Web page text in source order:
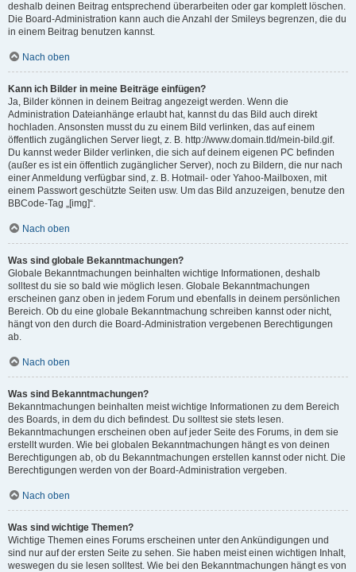
deshalb deinen Beitrag entsprechend überarbeiten oder gar komplett löschen.
Die Board-Administration kann auch die Anzahl der Smileys begrenzen, die du
in einem Beitrag benutzen kannst.
Nach oben
Kann ich Bilder in meine Beiträge einfügen?
Ja, Bilder können in deinem Beitrag angezeigt werden. Wenn die
Administration Dateianhänge erlaubt hat, kannst du das Bild auch direkt
hochladen. Ansonsten musst du zu einem Bild verlinken, das auf einem
öffentlich zugänglichen Server liegt, z. B. http://www.domain.tld/mein-bild.gif.
Du kannst weder Bilder verlinken, die sich auf deinem eigenen PC befinden
(außer es ist ein öffentlich zugänglicher Server), noch zu Bildern, die nur nach
einer Anmeldung verfügbar sind, z. B. Hotmail- oder Yahoo-Mailboxen, mit
einem Passwort geschützte Seiten usw. Um das Bild anzuzeigen, benutze den
BBCode-Tag „[img]“.
Nach oben
Was sind globale Bekanntmachungen?
Globale Bekanntmachungen beinhalten wichtige Informationen, deshalb
solltest du sie so bald wie möglich lesen. Globale Bekanntmachungen
erscheinen ganz oben in jedem Forum und ebenfalls in deinem persönlichen
Bereich. Ob du eine globale Bekanntmachung schreiben kannst oder nicht,
hängt von den durch die Board-Administration vergebenen Berechtigungen
ab.
Nach oben
Was sind Bekanntmachungen?
Bekanntmachungen beinhalten meist wichtige Informationen zu dem Bereich
des Boards, in dem du dich befindest. Du solltest sie stets lesen.
Bekanntmachungen erscheinen oben auf jeder Seite des Forums, in dem sie
erstellt wurden. Wie bei globalen Bekanntmachungen hängt es von deinen
Berechtigungen ab, ob du Bekanntmachungen erstellen kannst oder nicht. Die
Berechtigungen werden von der Board-Administration vergeben.
Nach oben
Was sind wichtige Themen?
Wichtige Themen eines Forums erscheinen unter den Ankündigungen und
sind nur auf der ersten Seite zu sehen. Sie haben meist einen wichtigen Inhalt,
weswegen du sie lesen solltest. Wie bei den Bekanntmachungen hängt es von